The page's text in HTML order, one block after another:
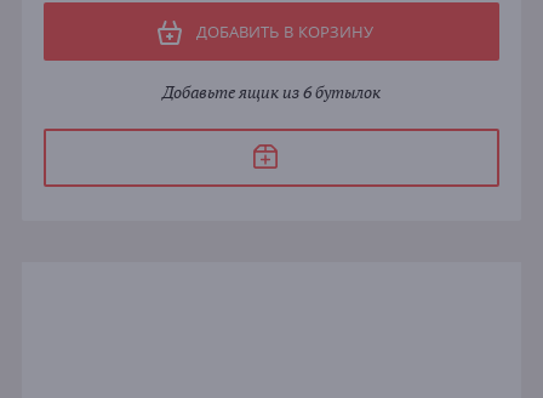
ДОБАВИТЬ В КОРЗИНУ
Добавьте ящик из 6 бутылок